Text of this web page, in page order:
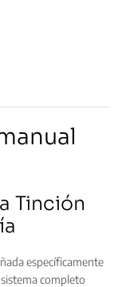
Tinción
específicamente
sistema completo